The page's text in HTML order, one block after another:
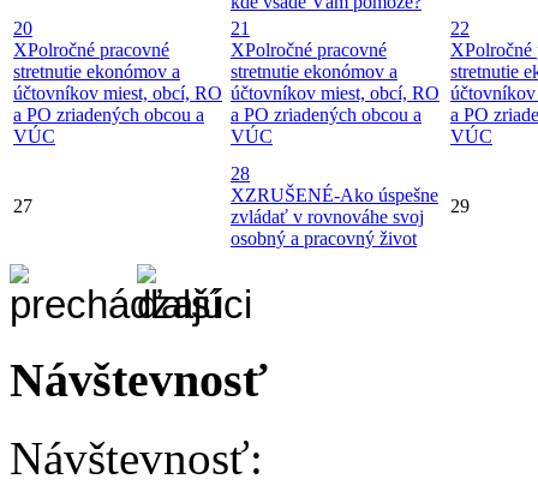
20
XPolročné pracovné
stretnutie ekonómov a
účtovníkov miest, obcí, RO
a PO zriadených obcou a
VÚC
21
XPolročné pracovné
stretnutie ekonómov a
účtovníkov miest, obcí, RO
a PO zriadených obcou a
VÚC
22
XPolročné
stretnutie
a PO
VÚC
27
28
XZRUŠENÉ-Ako úspešne
zvládať v rovnováhe svoj
osobný a pracovný život
29
Návštevnosť
Návštevnosť: